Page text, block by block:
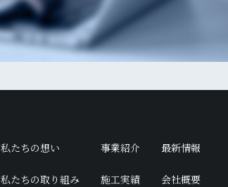
私たちの想い
私たちの取り組み
事業紹介
施工実績
最新情報
会社概要